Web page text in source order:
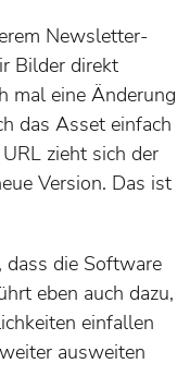
Newsletter-
Bilder direkt
mal eine Änderung
das Asset einfach
zieht sich der
Version. Das ist
dass die Software
eben auch dazu,
einfallen
ausweiten